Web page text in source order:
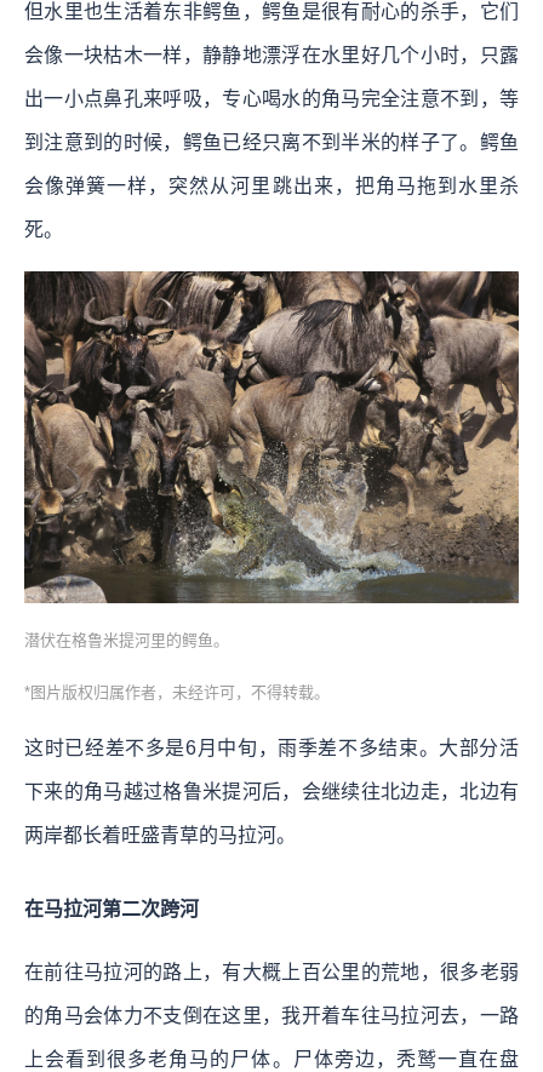
但水里也生活着东非鳄鱼，鳄鱼是很有耐心的杀手，它们
会像一块枯木一样，静静地漂浮在水里好几个小时，只露
出一小点鼻孔来呼吸，专心喝水的角马完全注意不到，等
到注意到的时候，鳄鱼已经只离不到半米的样子了。鳄鱼
会像弹簧一样，突然从河里跳出来，把角马拖到水里杀
死。
潜伏在格鲁米提河里的鳄鱼。
*图片版权归属作者，未经许可，不得转载。
这时已经差不多是6月中旬，雨季差不多结束。大部分活
下来的角马越过格鲁米提河后，会继续往北边走，北边有
两岸都长着旺盛青草的马拉河。
在马拉河第二次跨河
在前往马拉河的路上，有大概上百公里的荒地，很多老弱
的角马会体力不支倒在这里，我开着车往马拉河去，一路
上会看到很多老角马的尸体。尸体旁边，秃鹫一直在盘